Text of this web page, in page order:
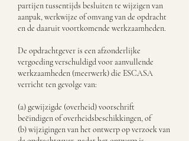
partijen tussentijds besluiten te wijzigen van
aanpak, werkwijze of omvang van de opdracht
en de daaruit voortkomende werkzaamheden.
De opdrachtgever is een afzonderlijke
vergoeding verschuldigd voor aanvullende
werkzaamheden (meerwerk) die ESCASA
verricht ten gevolge van:
(a) gewijzigde (overheid) voorschrift
beëindigen of overheidsbeschikkingen, of
(b) wijzigingen van het ontwerp op verzoek van